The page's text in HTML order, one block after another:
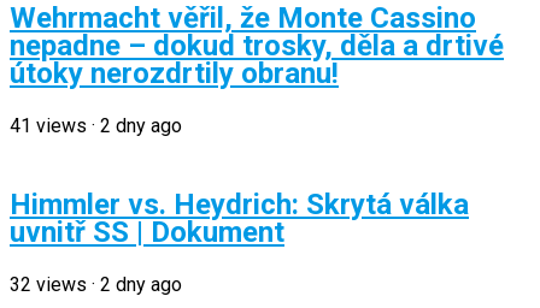
Wehrmacht věřil, že Monte Cassino
nepadne – dokud trosky, děla a drtivé
útoky nerozdrtily obranu!
41 views · 2 dny ago
Himmler vs. Heydrich: Skrytá válka
uvnitř SS | Dokument
32 views · 2 dny ago